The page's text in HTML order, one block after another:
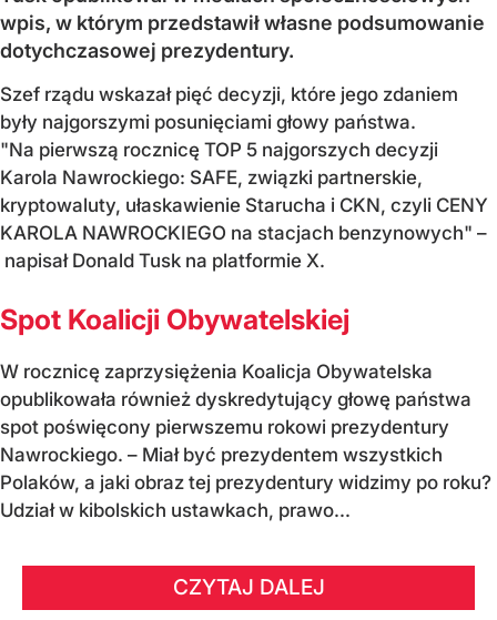
wpis, w którym przedstawił własne podsumowanie
dotychczasowej prezydentury.
Szef rządu wskazał pięć decyzji, które jego zdaniem
były najgorszymi posunięciami głowy państwa.
"Na pierwszą rocznicę TOP 5 najgorszych decyzji
Karola Nawrockiego: SAFE, związki partnerskie,
kryptowaluty, ułaskawienie Starucha i CKN, czyli CENY
KAROLA NAWROCKIEGO na stacjach benzynowych" –
napisał Donald Tusk na platformie X.
Spot Koalicji Obywatelskiej
W rocznicę zaprzysiężenia Koalicja Obywatelska
opublikowała również dyskredytujący głowę państwa
spot poświęcony pierwszemu rokowi prezydentury
Nawrockiego. – Miał być prezydentem wszystkich
Polaków, a jaki obraz tej prezydentury widzimy po roku?
Udział w kibolskich ustawkach, prawo...
CZYTAJ DALEJ